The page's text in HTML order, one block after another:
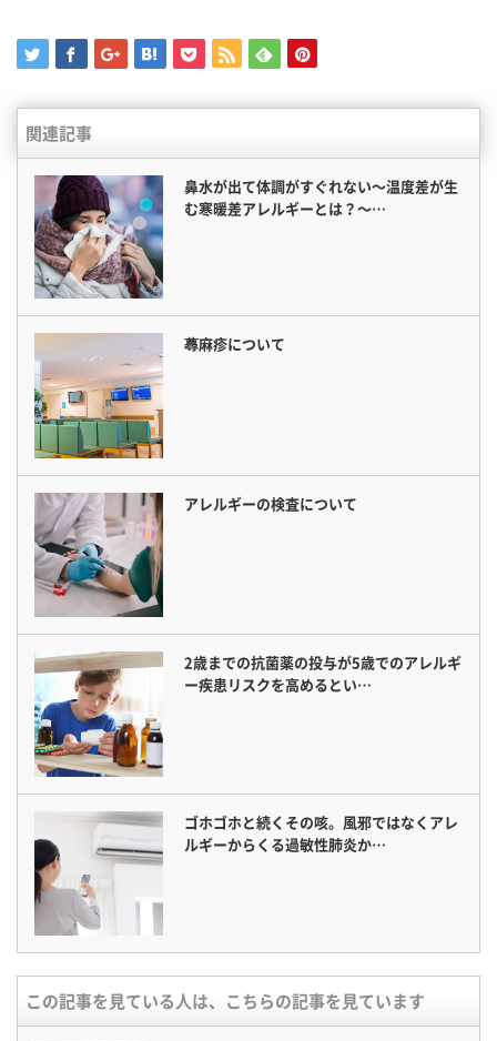
関連記事
鼻水が出て体調がすぐれない〜温度差が生
む寒暖差アレルギーとは？〜…
蕁麻疹について
アレルギーの検査について
2歳までの抗菌薬の投与が5歳でのアレルギ
ー疾患リスクを高めるとい…
ゴホゴホと続くその咳。風邪ではなくアレ
ルギーからくる過敏性肺炎か…
この記事を見ている人は、こちらの記事を見ています